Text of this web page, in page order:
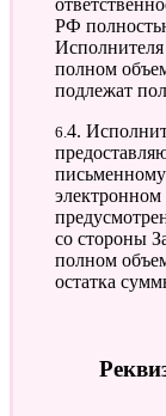
РФ
полном
подлежат
6.4. Исполнителем акты выполненных работ
со стороны
полном
остатка